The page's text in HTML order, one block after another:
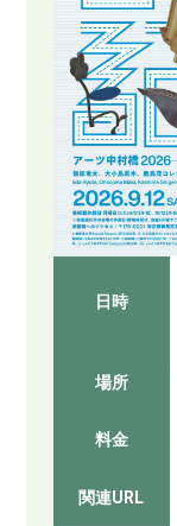
日時
場所
料金
関連URL